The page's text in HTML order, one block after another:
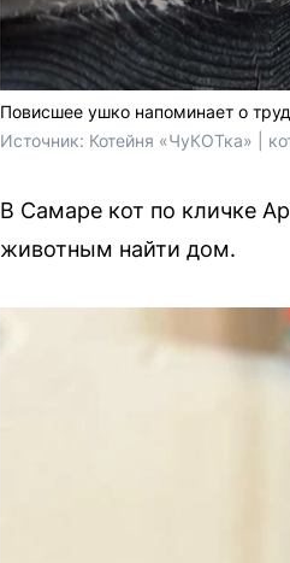
Повисшее ушко напоминает о
Источник: Котейня «ЧуКОТка» |
В Самаре кот по кличке
животным найти дом.